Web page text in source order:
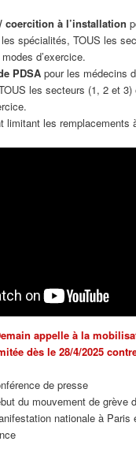
coercition à l’installation
spécialités, TOUS les
d’exercice.
PDSApour les médecins
les secteurs (1, 2 et 3)
limitant les remplacements
appelle à la
dès le 28/4/2025
de presse
du mouvement de grève
nationale à Paris